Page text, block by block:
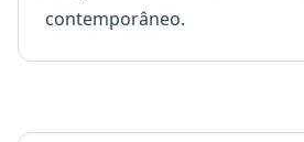
contemporâneo.